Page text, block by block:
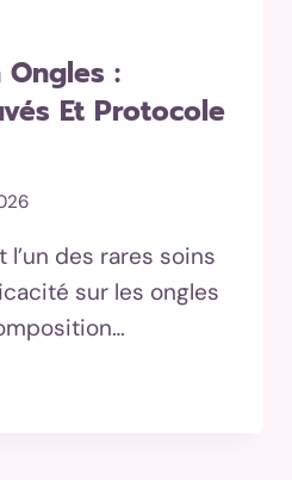
Ongles :
Et Protocole
l’un des rares soins
sur les ongles